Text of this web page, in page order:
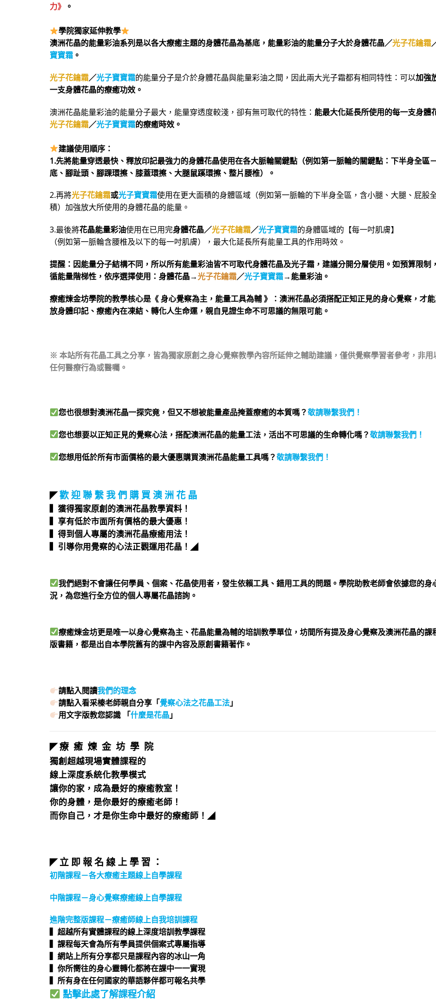
力》 。
學院獨家延伸教學
澳洲花晶的能量彩油系列是以各大療癒主題的身體花晶為基底， 能量彩油的能量分子大於身體花晶／光子花鑰霜
寶寶霜 。
光子花鑰霜／光子寶寶霜的能量分子是介於身體花晶與能量彩油之間，因此兩大光子霜都有相同特性：可以加強
一支身體花晶的療癒功效。
澳洲花晶能量彩油的能量分子最大，能量穿透度較淺，卻有無可取代的特性： 能最大化延長所使用的每一支身體
光子花鑰霜／光子寶寶霜的療癒時效。
建議使用順序：
1.先將能量穿透最快、釋放印記最強力的身體花晶使用在各大脈輪關鍵點（例如第一脈輪的關鍵點：下半身全區
底、腳趾頭、腳踝環擦、膝蓋環擦、大腿鼠蹊環擦、整片腰椎）。
2.再將光子花鑰霜或光子寶寶霜使用在更大面積的身體區域（例如第一脈輪的下半身全區，含小腿、大腿、屁股
積）加強放大所使用的身體花晶的能量。
3.最後將花晶能量彩油使用在已用完身體花晶／光子花鑰霜／光子寶寶霜的身體區域的【每一吋肌膚】
（例如第一脈輪含腰椎及以下的每一吋肌膚），最大化延長所有能量工具的作用時效。
提醒：因能量分子結構不同，所以所有能量彩油皆不可取代身體花晶及光子霜，建議分開分層使用。如預算限制
循能量階梯性，依序選擇使用：身體花晶→光子花鑰霜／光子寶寶霜→能量彩油。
療癒煉金坊學院的教學核心是《 身心覺察為主，能量工具為輔 》：澳洲花晶必須搭配正知正見的身心覺察，才
放身體印記、療癒內在凍結、轉化人生命運，親自見證生命不可思議的無限可能。
※ 本站所有花晶工具之分享，皆為獨家原創之身心覺察教學內容所延伸之輔助建議，僅供覺察學習者參考，非用
任何醫療行為或醫囑。
您也很想對澳洲花晶一探究竟，但又不想被能量產品掩蓋療癒的本質嗎？敬請聯繫我們 ！
您也想要以正知正見的覺察心法，搭配澳洲花晶的能量工法，活出不可思議的生命轉化嗎？敬請聯繫我們 ！
您想用低於所有市面價格的最大優惠購買澳洲花晶能量工具嗎？敬請聯繫我們 ！
◤歡 迎 聯 繫 我 們 購 買 澳 洲 花 晶
▍獲得獨家原創的澳洲花晶教學資料！
▍享有低於市面所有價格的最大優惠！
▍得到個人專屬的澳洲花晶療癒用法！
▍引導你用覺察的心法正觀運用花晶！ ◢
我們絕對不會讓任何學員、個案、花晶使用者，發生依賴工具、錯用工具的問題。學院助教老師會依據您的身
況，為您進行全方位的個人專屬花晶諮詢。
療癒煉金坊更是唯一以身心覺察為主、花晶能量為輔的培訓教學單位，坊間所有提及身心覺察及澳洲花晶的課
版書籍，都是出自本學院舊有的課中內容及原創書籍著作。
請點入閱讀我們的理念
請點入看采榛老師親自分享「覺察心法之花晶工法」
用文字版教您認識 「什麼是花晶」
◤療 癒 煉 金 坊 學 院
獨創超越現場實體課程的
線上深度系統化教學模式
讓你的家，成為最好的療癒教室！
你的身體，是你最好的療癒老師！
而你自己，才是你生命中最好的療癒師！ ◢
◤立 即 報 名 線 上 學 習 ：
初階課程－各大療癒主題線上自學課程
中階課程－身心覺察療癒線上自學課程
進階完整版課程－療癒師線上自我培訓課程
▍超越所有實體課程的線上深度培訓教學課程​
▍課程每天會為所有學員提供個案式專屬指導​
▍網站上所有分享都只是課程內容的冰山一角​
▍你所嚮往的身心靈轉化都將在課中一一實現​
▍所有身在任何國家的華語夥伴都可報名共學​
點擊此處了解課程介紹